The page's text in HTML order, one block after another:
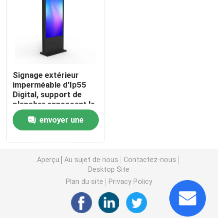
Tableau blanc interactif électronique
écran plat interactif
Écran tactile infrarouge
Moniteur de dessin de Tablette
Caméra de document de visualiseur
Totem de Signage de Digital
Signage extérieur
imperméable d'Ip55
Digital, support de
plancher annonçant le
kiosque de contact
d'affichage à cristaux
liquides
envoyer une
Aperçu Au sujet de nous
Contactez-nous
Desktop Site
Plan du site
Privacy Policy